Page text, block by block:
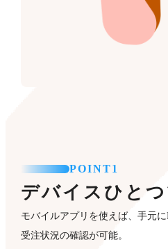
POINT1
デバイスひと
モバイルアプリを使えば、手元
受注状況の確認が可能。